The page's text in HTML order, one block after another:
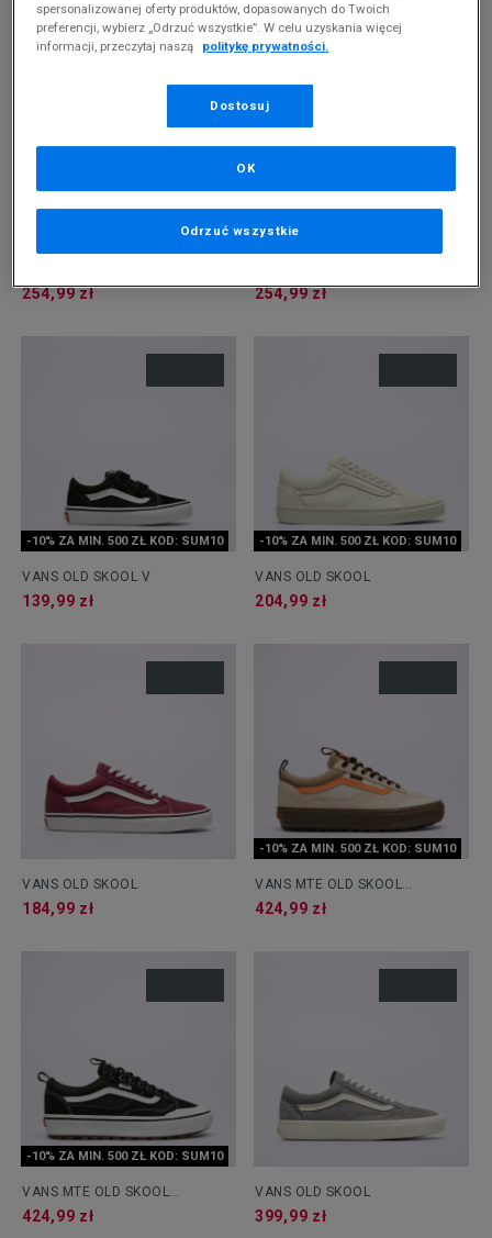
-10% ZA MIN. 500 ZŁ KOD: SUM10
254,99 zł 254,99 zł
-10% ZA MIN. 500 ZŁ KOD: SUM10
VANS OLD SKOOL V
139,99 zł
-10% ZA MIN. 500 ZŁ KOD: SUM10
VANS OLD SKOOL
204,99 zł
VANS OLD SKOOL
184,99 zł
-10% ZA MIN. 500 ZŁ KOD: SUM10
VANS MTE OLD SKOOL
WATERPROOF INSULATED
424,99 zł
-10% ZA MIN. 500 ZŁ KOD: SUM10
VANS MTE OLD SKOOL
WATERPROOF INSULATED
424,99 zł
VANS OLD SKOOL
399,99 zł
spersonalizowanej oferty produktów, dopasowanych do Twoich
preferencji, wybierz „Odrzuć wszystkie”. W celu uzyskania więcej
informacji, przeczytaj naszą
politykę prywatności.
Dostosuj
Odrzuć wszystkie
OK